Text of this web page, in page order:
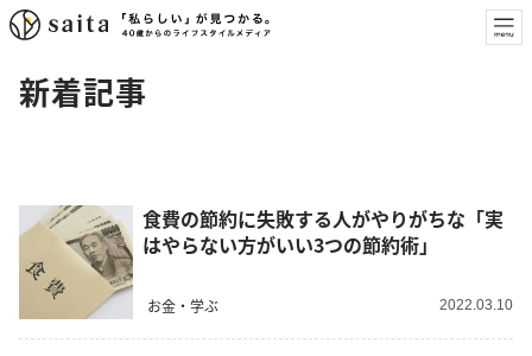
新着記事
食費の節約に失敗する人がやりがちな「実
はやらない方がいい3つの節約術」
お金・学ぶ 2022.03.10